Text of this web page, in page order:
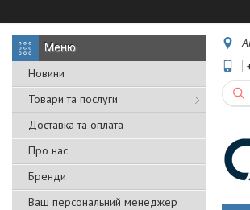
Новини
Товари та послуги
Доставка та оплата
Про нас
Бренди
Ваш персональний менеджер